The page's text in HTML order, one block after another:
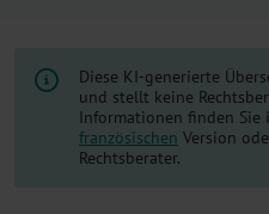
Diese KI-generierte
und stellt keine
Informationen finden Sie
französischen Version
Rechtsberater.